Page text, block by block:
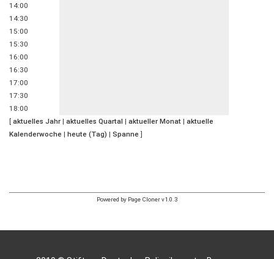
14:00
14:30
15:00
15:30
16:00
16:30
17:00
17:30
18:00
[ aktuelles Jahr | aktuelles Quartal | aktueller Monat | aktuelle
Kalenderwoche | heute (Tag) | Spanne ]
Powered by Page Cloner v1.0.3